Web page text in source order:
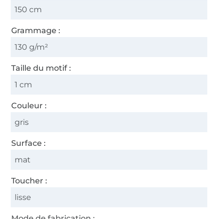
150 cm
Grammage :
130 g/m²
Taille du motif :
1 cm
Couleur :
gris
Surface :
mat
Toucher :
lisse